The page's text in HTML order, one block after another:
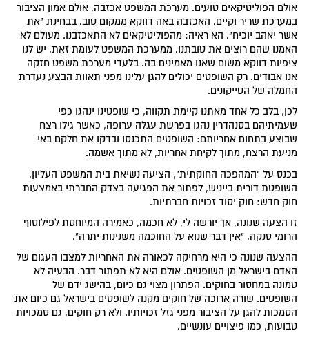
אולם הפוליטיקאים טועים. מערכת המשפט אכזבה, אולם אמון הציבור
במערכת שריר וקיים. האכזבה באה דווקא ממקום טוב. בבחינת "את
אשר יאהב יוכיח". הא ראיה: מהפוליטיקאים לא התאכזבנו. מעולם לא
האמנו שהם רוצים את טובתנו. ממערכת המשפט לעומת זאת, יש לנו
ציפיות דווקא משום שאנו מאמינים בה. בלעדי מערכת משפט חזקה
אנו אבודים. רק השופטים יכולים להגן עלינו מפני תאוות הבצע נעדרת
החמלה של הטייקונים.
לכן, בלב כל אחד מאתנו קיימת תקווה, כי שופטינו ינהגו כפי
שעמיתיהם בסנהדרין נהגו בפרשת עגלה ערופה, כאשר גילו רצח
שבוצע בתחום אחריותם: השופטים התכנסו ובדקו את חלקם באי
מניעת הרצח, מתוך לקיחת אחריות, לא מתוך אשמה.
בכנס על "המהפכה החוקתית", הציעה נשיאת בית המשפט העליון,
השופטת דורית בייניש, לפתור את הפגיעה בצדק החברתי באמצעות
חוק חדש: חוק יסוד זכויות חברתיות.
זו הצעה שנונה, אך יורשה לי, לא חכמה, כאמירה המיוחסת לפילוסוף
הרומי סנקה, "אין דבר שנוא על החוכמה משנינות יתרה".
ההצעה שנונה כי היא מרחיקה לכאורה את האחריות למצבו העגום של
האדם בישראל מן השופטים. אולם היא לא תפתור דבר. הבעיה לא
טמונה במחסור בחוקים. הפתרון מצוי גם כיום, בהישג ידם של
השופטים. שורה ארוכה של חוקים מקנה לשופטים בישראל גם כיום את
הסמכות להגן על הציבור מפני גזל זכויותיו. ולא רק חוקים, גם סמכויות
טבועות, כמו פיצויים עונשיים.